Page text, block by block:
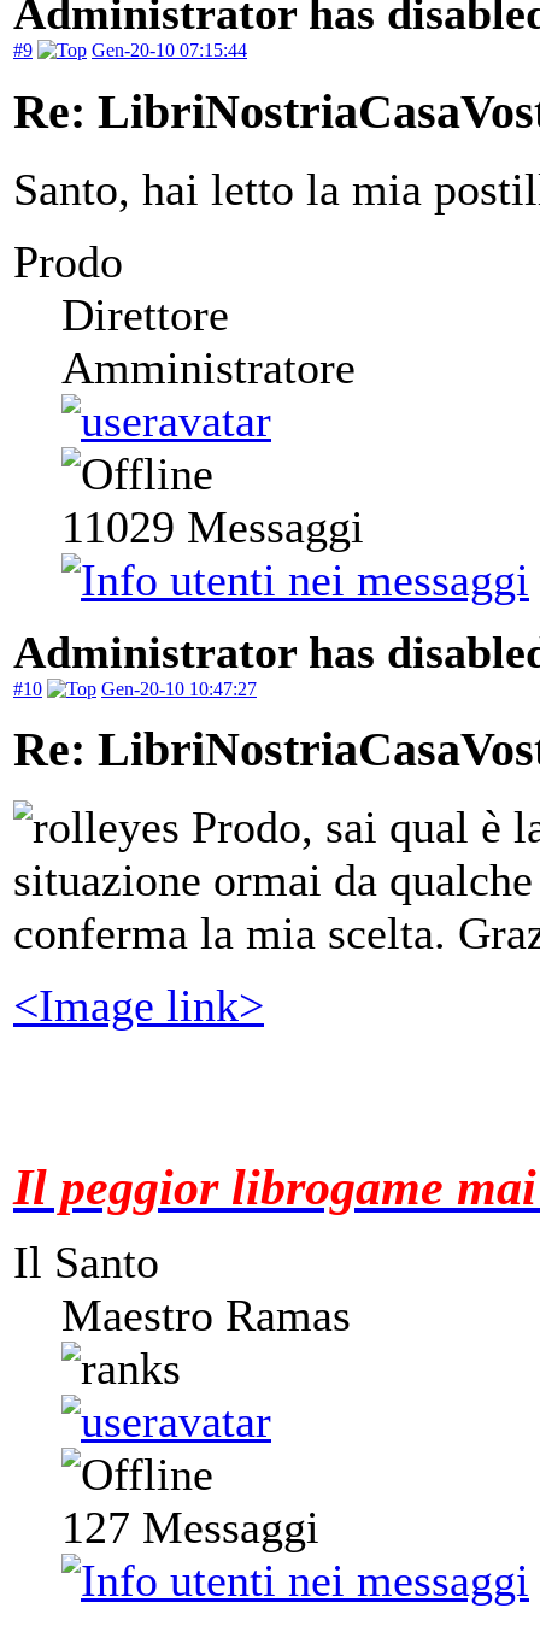
Administrator has
#9 Gen-20-10 07:15:44
Re:
Santo, hai letto la mia
Prodo
Direttore
Amministratore
11029 Messaggi
Administrator has
#10 Gen-20-10 10:47:27
Re:
Prodo, sai qual è
situazione ormai da
conferma la mia scelta.
<Image link>
Il peggior librogame
Il Santo
Maestro Ramas
127 Messaggi